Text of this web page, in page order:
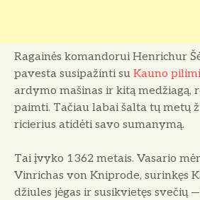
Ragainės komandorui Henrichur
pavesta susipažinti su Kauno pilimi
ardymo mašinas ir kitą medžiagą,
paimti. Tačiau labai šalta tų metų
ricierius atidėti savo sumanymą.
Tai įvyko 1362 metais. Vasario
Vinrichas von Kniprode, surinkęs
džiules jėgas ir susikvietęs svečių